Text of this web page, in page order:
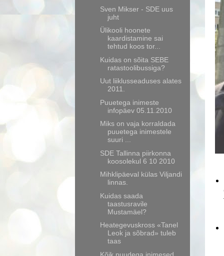
Sven Mikser - SDE uus
juht
Ülikooli hoonete
kaardistamine sai
tehtud koos tor...
Kuidas on sõita SEBE
ratastoolibussiga?
Uut liiklusseaduses alates
2011.
Puuetega inimeste
infopäev 05.11.2010
Miks on vaja korraldada
puuetega inimestele
suuri ...
SDE Tallinna piirkonna
koosolekul 6 10 2010
Mihklipäeval külas Viljandi
linnas.
Kuidas saada
taastusravile
Mustamäel?
Heategevuskross «Tanel
Leok ja sõbrad» tuleb
taas
Kõik puudega inimesed